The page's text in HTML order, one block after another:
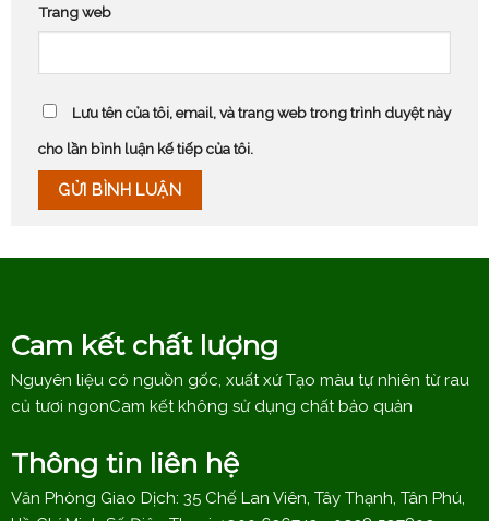
Trang web
Lưu tên của tôi, email, và trang web trong trình duyệt này
cho lần bình luận kế tiếp của tôi.
Cam kết chất lượng
Nguyên liệu có nguồn gốc, xuất xứ Tạo màu tự nhiên từ rau
củ tươi ngonCam kết không sử dụng chất bảo quản
Thông tin liên hệ
Văn Phòng Giao Dịch: 35 Chế Lan Viên, Tây Thạnh, Tân Phú,